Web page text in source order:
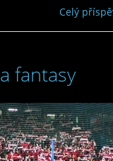
Celý
fantasy